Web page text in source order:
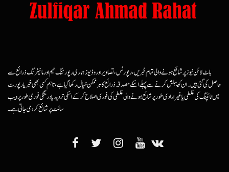
ہاٹ لائن نیوز پر شائع ہونے والی تمام خبریں، رپورٹس، تصاویر اور وڈیوز ہماری رپورٹنگ ٹیم اور مانیٹرنگ ذرائع سے
حاصل کی گئی ہیں۔ ان کو پبلش کرنے سے پہلے اسکے مصدقہ ذرائع کا ہرممکن خیال رکھا گیا ہے، تاہم کسی بھی خبر یا رپورٹ
میں ٹائپنگ کی غلطی یا غیرارادی طور پر شائع ہونے والی غلطی کی فوری اصلاح کرکے اسکی تردید یا درستگی فوری طور پر ویب
سائٹ پر شائع کردی جاتی ہے۔